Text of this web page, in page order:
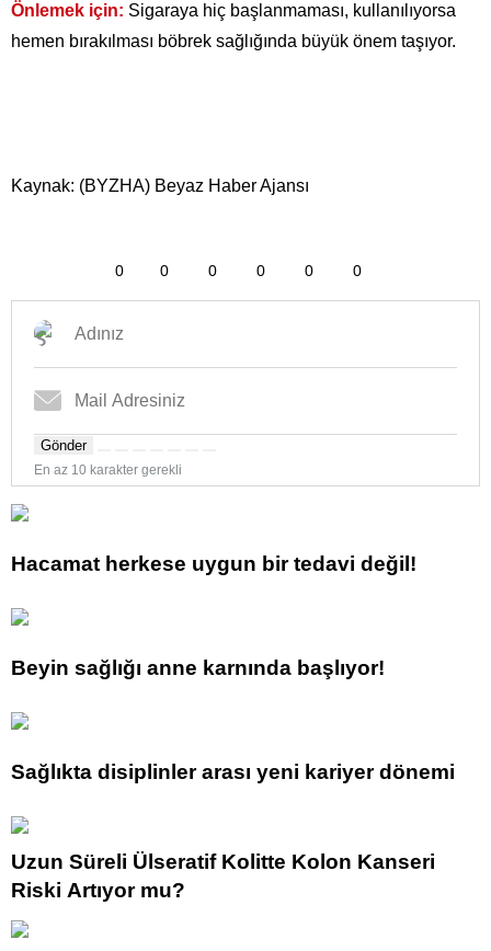
Önlemek için: Sigaraya hiç başlanmaması, kullanılıyorsa
hemen bırakılması böbrek sağlığında büyük önem taşıyor.
Kaynak: (BYZHA) Beyaz Haber Ajansı
0 0 0 0 0 0
Gönder
En az 10 karakter gerekli
Hacamat herkese uygun bir tedavi değil!
Beyin sağlığı anne karnında başlıyor!
Sağlıkta disiplinler arası yeni kariyer dönemi
Uzun Süreli Ülseratif Kolitte Kolon Kanseri
Riski Artıyor mu?